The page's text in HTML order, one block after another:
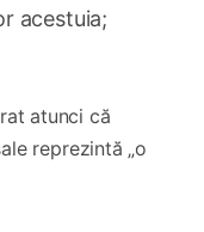
acestuia;
atunci că
reprezintă „o